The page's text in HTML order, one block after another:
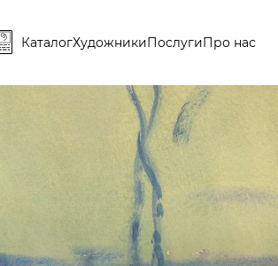
КаталогХудожникиПослугиПро нас